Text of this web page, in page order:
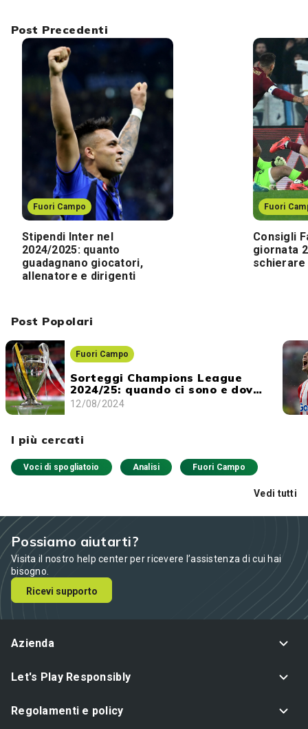
Post Popolari
Fuori Campo
Sorteggi Champions League
2024/25: quando ci sono e dove
vederli
12/08/2024
I più cercati
Voci di spogliatoio Analisi Fuori Campo
Vedi tutti
Post Precedenti
Fuori Campo
Stipendi Inter nel
2024/2025: quanto
guadagnano giocatori,
allenatore e dirigenti
Fuori
Consigli
giornata
Possiamo aiutarti?
Visita il nostro help center per ricevere l’assistenza di cui hai
bisogno.
Ricevi supporto
Azienda
Let's Play Responsibly
Regolamenti e policy